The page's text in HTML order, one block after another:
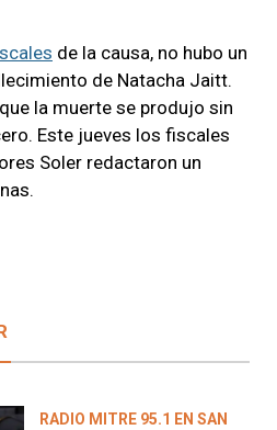
de la causa, no hubo un
de Natacha Jaitt.
la muerte se produjo sin
Este jueves los fiscales
Soler redactaron un
RADIO MITRE 95.1 EN SAN